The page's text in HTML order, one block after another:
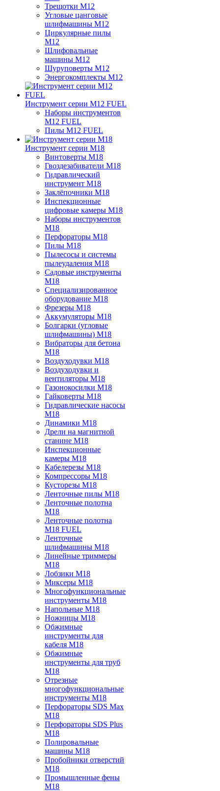
Трещотки M12
Угловые цанговые
шлифмашины M12
Циркулярные пилы
M12
Шлифовальные
машины M12
Шуруповерты M12
Энергокомплекты M12
Инструмент серии M12 FUEL
Наборы инструментов
M12 FUEL
Пилы M12 FUEL
Инструмент серии M18
Винтоверты M18
Гвоздезабиватели M18
Гидравлический
инструмент M18
Заклёпочники M18
Инспекционные
цифровые камеры M18
Наборы инструментов
M18
Перфораторы M18
Пилы M18
Пылесосы и системы
пылеудаления M18
Садовые инструменты
M18
Специализированное
оборудование M18
Фрезеры M18
Аккумуляторы M18
Болгарки (угловые
шлифмашины) M18
Вибраторы для бетона
M18
Воздуходувки M18
Воздуходувки и
вентиляторы M18
Газонокосилки M18
Гайковерты M18
Гидравлические насосы
M18
Динамики M18
Дрели на магнитной
станине M18
Инспекционные
камеры M18
Кабелерезы M18
Компрессоры M18
Кусторезы M18
Ленточные пилы M18
Ленточные полотна
M18
Ленточные полотна
M18 FUEL
Ленточные
шлифмашины M18
Линейные триммеры
M18
Лобзики M18
Миксеры M18
Многофункциональные
инструменты M18
Напольные M18
Ножницы M18
Обжимные
инструменты для
кабеля M18
Обжимные
инструменты для труб
M18
Отрезные
многофункциональные
инструменты M18
Перфораторы SDS Max
M18
Перфораторы SDS Plus
M18
Полировальные
машины M18
Пробойники отверстий
M18
Промышленные фены
M18